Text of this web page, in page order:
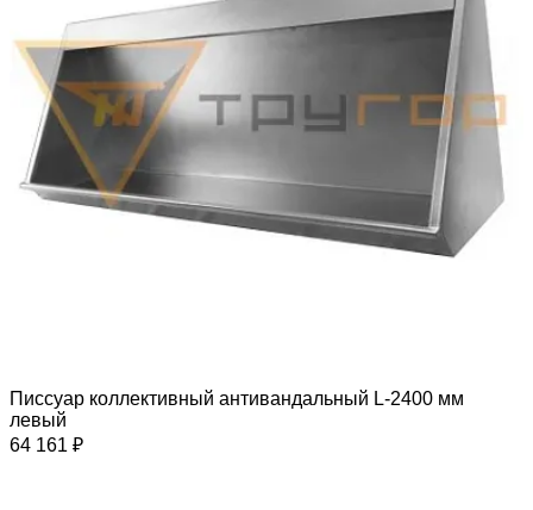
Писсуар коллективный антивандальный L-2400 мм
левый
64 161 ₽